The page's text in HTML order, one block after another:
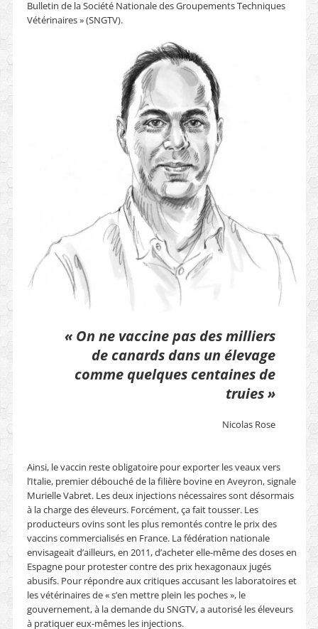
Bulletin de la Société Nationale des Groupements Techniques
Vétérinaires » (SNGTV).
« On ne vaccine pas des milliers
de canards dans un élevage
comme quelques centaines de
truies »
Nicolas Rose
Ainsi, le vaccin reste obligatoire pour exporter les veaux vers
l’Italie, premier débouché de la filière bovine en Aveyron, signale
Murielle Vabret. Les deux injections nécessaires sont désormais
à la charge des éleveurs. Forcément, ça fait tousser. Les
producteurs ovins sont les plus remontés contre le prix des
vaccins commercialisés en France. La fédération nationale
envisageait d’ailleurs, en 2011, d’acheter elle-même des doses en
Espagne pour protester contre des prix hexagonaux jugés
abusifs. Pour répondre aux critiques accusant les laboratoires et
les vétérinaires de « s’en mettre plein les poches », le
gouvernement, à la demande du SNGTV, a autorisé les éleveurs
à pratiquer eux-mêmes les injections.